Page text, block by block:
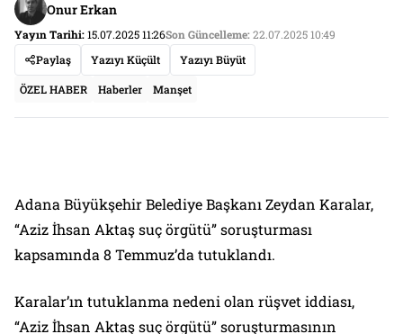
Onur Erkan
Yayın Tarihi:15.07.2025 11:26Son Güncelleme:22.07.2025 10:49
Paylaş
Yazıyı Küçült Yazıyı Büyüt
ÖZEL HABER Haberler Manşet
Adana Büyükşehir Belediye Başkanı Zeydan Karalar,
“Aziz İhsan Aktaş suç örgütü” soruşturması
kapsamında 8 Temmuz’da tutuklandı.
Karalar’ın tutuklanma nedeni olan rüşvet iddiası,
“Aziz İhsan Aktaş suç örgütü” soruşturmasının